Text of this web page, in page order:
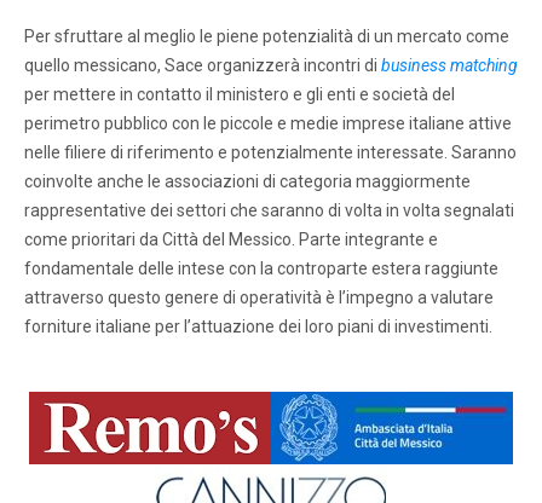
Per sfruttare al meglio le piene potenzialità di un mercato come
quello messicano, Sace organizzerà incontri di business matching
per mettere in contatto il ministero e gli enti e società del
perimetro pubblico con le piccole e medie imprese italiane attive
nelle filiere di riferimento e potenzialmente interessate. Saranno
coinvolte anche le associazioni di categoria maggiormente
rappresentative dei settori che saranno di volta in volta segnalati
come prioritari da Città del Messico. Parte integrante e
fondamentale delle intese con la controparte estera raggiunte
attraverso questo genere di operatività è l’impegno a valutare
forniture italiane per l’attuazione dei loro piani di investimenti.